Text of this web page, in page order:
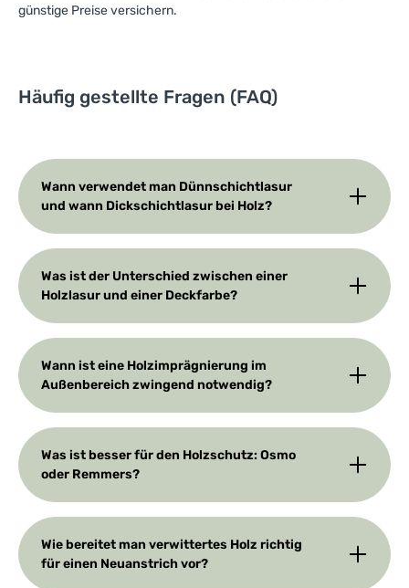
günstige Preise versichern.
Häufig gestellte Fragen (FAQ)
Wann verwendet man Dünnschichtlasur
und wann Dickschichtlasur bei Holz?
Was ist der Unterschied zwischen einer
Holzlasur und einer Deckfarbe?
Wann ist eine Holzimprägnierung im
Außenbereich zwingend notwendig?
Was ist besser für den Holzschutz: Osmo
oder Remmers?
Wie bereitet man verwittertes Holz richtig
für einen Neuanstrich vor?